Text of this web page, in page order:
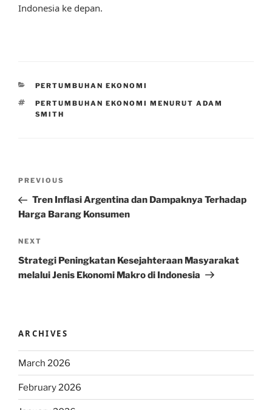
Indonesia ke depan.
CATEGORIES
PERTUMBUHAN EKONOMI
TAGS
PERTUMBUHAN EKONOMI MENURUT ADAM
SMITH
Previous
Post
PREVIOUS
Tren Inflasi Argentina dan Dampaknya Terhadap
Harga Barang Konsumen
Next
Post
NEXT
Strategi Peningkatan Kesejahteraan Masyarakat
melalui Jenis Ekonomi Makro di Indonesia
ARCHIVES
March 2026
February 2026